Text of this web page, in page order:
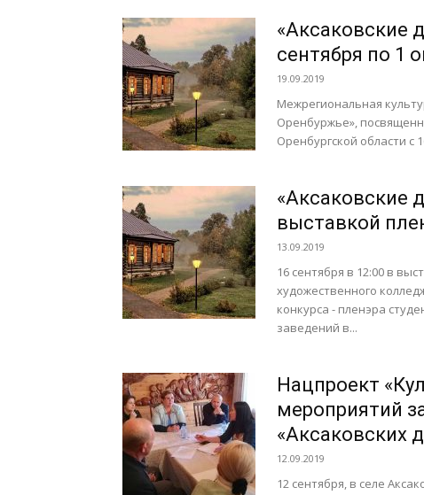
«Аксаковские
сентября по 1
19.09.2019
Межрегиональная
Оренбуржье»,
Оренбургской области с
«Аксаковские
выставкой
13.09.2019
16 сентября в 12:00 в
художественного
конкурса - пленэра
заведений в...
Нацпроект
мероприятий
«Аксаковских
12.09.2019
12 сентября, в селе